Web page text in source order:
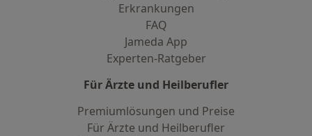
Erkrankungen
FAQ
Jameda App
Experten-Ratgeber
Für Ärzte und Heilberufler
Premiumlösungen und Preise
Für Ärzte und Heilberufler